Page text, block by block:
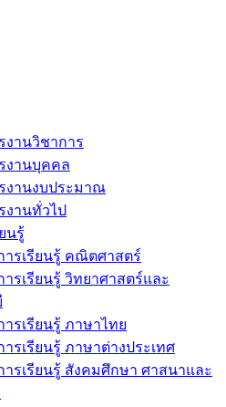
งานวิชาการ
งานบุคคล
งานงบประมาณ
งานทั่วไป
นรู้
ารเรียนรู้ คณิตศาสตร์
รเรียนรู้ วิทยาศาสตร์และ
รเรียนรู้ ภาษาไทย
รเรียนรู้ ภาษาต่างประเทศ
ารเรียนรู้ สังคมศึกษา ศาสนาและ